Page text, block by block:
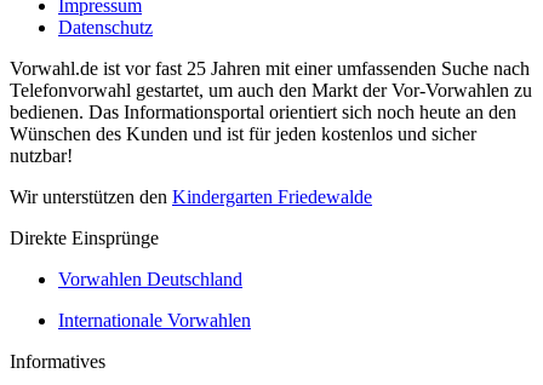
Impressum
Datenschutz
Vorwahl.de ist vor fast 25 Jahren mit einer umfassenden Suche nach
Telefonvorwahl gestartet, um auch den Markt der Vor-Vorwahlen zu
bedienen. Das Informationsportal orientiert sich noch heute an den
Wünschen des Kunden und ist für jeden kostenlos und sicher
nutzbar!
Wir unterstützen den Kindergarten Friedewalde
Direkte Einsprünge
Vorwahlen Deutschland
Internationale Vorwahlen
Informatives